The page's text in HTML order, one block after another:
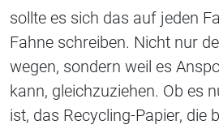
sollte es sich das auf jeden
Fahne schreiben. Nicht nur
wegen, sondern weil es
kann, gleichzuziehen. Ob es
ist, das Recycling-Papier, die